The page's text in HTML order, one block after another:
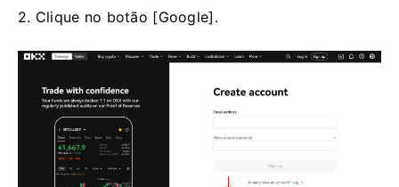
2. Clique no botão [Google].